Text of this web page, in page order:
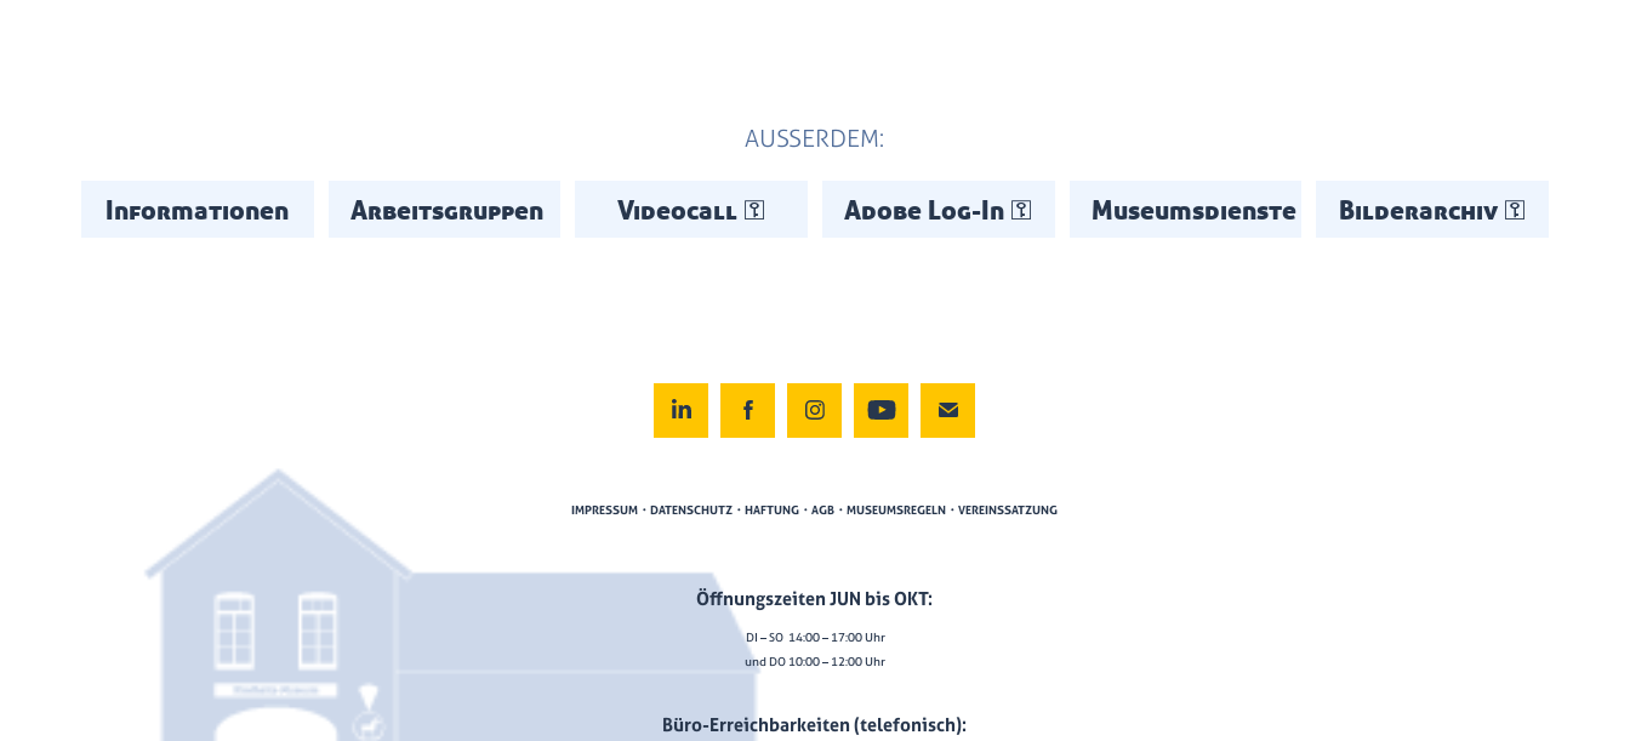
AUSSERDEM:
Informationen Arbeitsgruppen Videocall ⚿ Adobe Log-In ⚿ Museumsdienste Bilderarchiv ⚿
IMPRESSUM・DATENSCHUTZ・HAFTUNG・AGB・MUSEUMSREGELN・VEREINSSATZUNG
Öffnungszeiten JUN bis OKT:
DI – SO 14:00 – 17:00 Uhr
und DO 10:00 – 12:00 Uhr
Büro-Erreichbarkeiten (telefonisch):